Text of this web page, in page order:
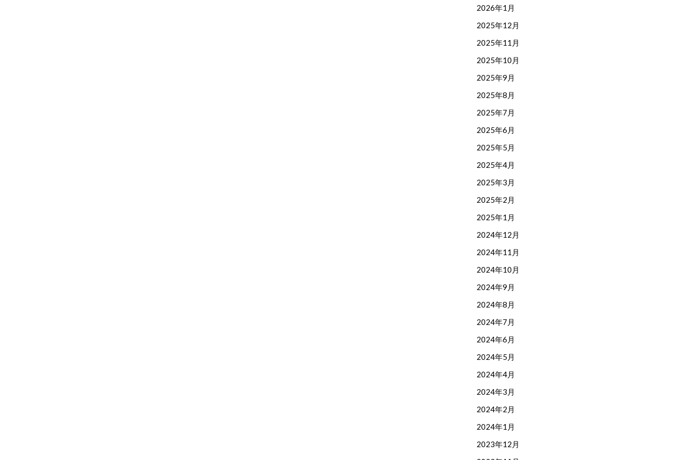
2026年1月
2025年12月
2025年11月
2025年10月
2025年9月
2025年8月
2025年7月
2025年6月
2025年5月
2025年4月
2025年3月
2025年2月
2025年1月
2024年12月
2024年11月
2024年10月
2024年9月
2024年8月
2024年7月
2024年6月
2024年5月
2024年4月
2024年3月
2024年2月
2024年1月
2023年12月